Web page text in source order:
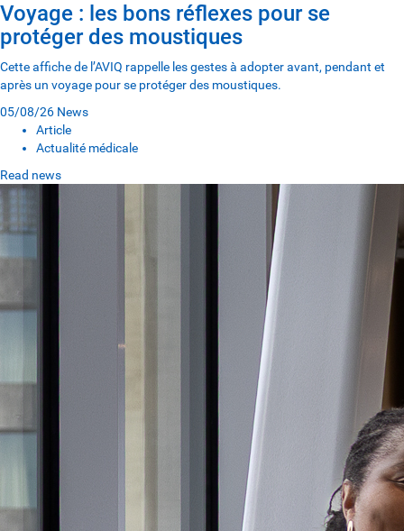
Voyage : les bons réflexes pour se
protéger des moustiques
Cette affiche de l’AVIQ rappelle les gestes à adopter avant, pendant et
après un voyage pour se protéger des moustiques.
05/08/26 News
Article
Actualité médicale
Read news